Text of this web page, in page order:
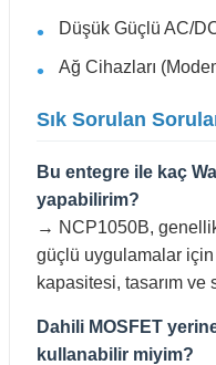
Düşük Güçlü AC/
Ağ Cihazları
Sık Sorulan
Bu entegre ile kaç
yapabilirim?
→ NCP1050B,
güçlü uygulamalar için
kapasitesi, tasarım ve
Dahili MOSFET
kullanabilir miyim?